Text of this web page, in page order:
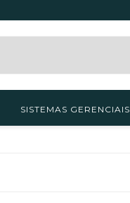
SISTEMAS GERENCIAIS